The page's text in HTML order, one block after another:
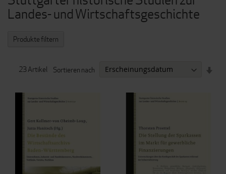
Landes- und Wirtschaftsgeschichte
23 Artikel Sortieren nach
Produkte filtern